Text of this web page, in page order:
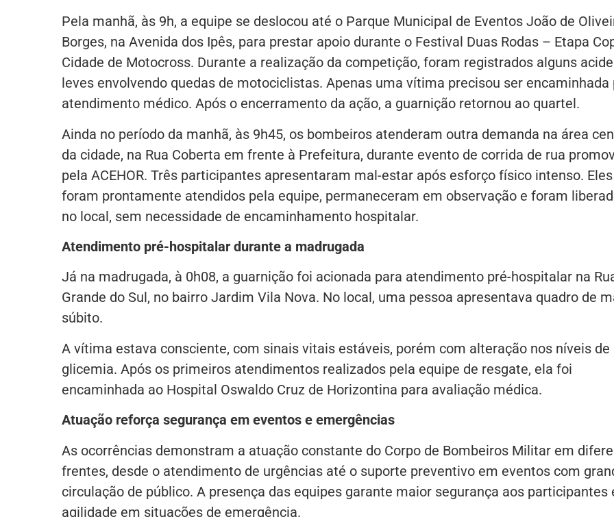
Pela manhã, às 9h, a equipe se deslocou até o Parque Municipal de Eventos João de
Borges, na Avenida dos Ipês, para prestar apoio durante o Festival Duas Rodas – Etapa
Cidade de Motocross. Durante a realização da competição, foram registrados alguns
leves envolvendo quedas de motociclistas. Apenas uma vítima precisou ser encaminhada
atendimento médico. Após o encerramento da ação, a guarnição retornou ao quartel.
Ainda no período da manhã, às 9h45, os bombeiros atenderam outra demanda na área
da cidade, na Rua Coberta em frente à Prefeitura, durante evento de corrida de rua
pela ACEHOR. Três participantes apresentaram mal-estar após esforço físico intenso. Eles
foram prontamente atendidos pela equipe, permaneceram em observação e foram
no local, sem necessidade de encaminhamento hospitalar.
Atendimento pré-hospitalar durante a madrugada
Já na madrugada, à 0h08, a guarnição foi acionada para atendimento pré-hospitalar na
Grande do Sul, no bairro Jardim Vila Nova. No local, uma pessoa apresentava quadro de
súbito.
A vítima estava consciente, com sinais vitais estáveis, porém com alteração nos níveis de
glicemia. Após os primeiros atendimentos realizados pela equipe de resgate, ela foi
encaminhada ao Hospital Oswaldo Cruz de Horizontina para avaliação médica.
Atuação reforça segurança em eventos e emergências
As ocorrências demonstram a atuação constante do Corpo de Bombeiros Militar em
frentes, desde o atendimento de urgências até o suporte preventivo em eventos com
circulação de público. A presença das equipes garante maior segurança aos participantes
agilidade em situações de emergência.